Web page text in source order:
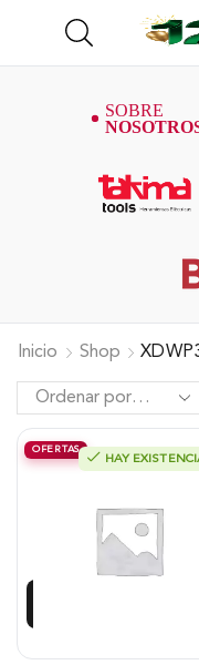
Inicio Shop
OFERTAS
HAY
Motobomba Alterman,
$2.500.984
$ 2.250.885